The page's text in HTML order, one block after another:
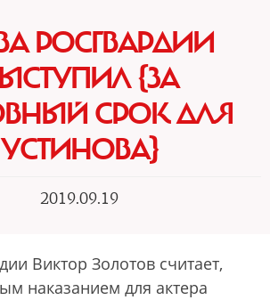
РОСГВАРДИИ
{ЗА
СРОК ДЛЯ
УСТИНОВА}
2019.09.19
Виктор Золотов считает,
наказанием для актера